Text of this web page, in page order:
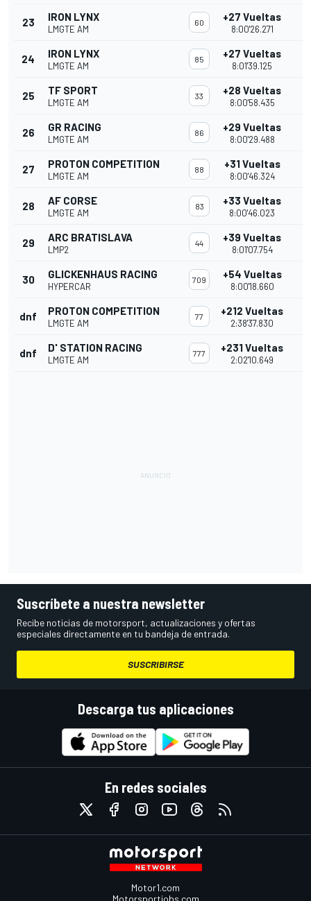
23 IRON LYNX
LMGTE AM
60 +27 Vueltas
8:00'26.271
24 IRON LYNX
LMGTE AM
85 +27 Vueltas
8:01'39.125
25 TF SPORT
LMGTE AM
33 +28 Vueltas
8:00'58.435
26 GR RACING
LMGTE AM
86 +29 Vueltas
8:00'29.488
27 PROTON COMPETITION
LMGTE AM
88 +31 Vueltas
8:00'46.324
28 AF CORSE
LMGTE AM
83 +33 Vueltas
8:00'46.023
29 ARC BRATISLAVA
LMP2
44 +39 Vueltas
8:01'07.754
30 GLICKENHAUS RACING
HYPERCAR
709 +54 Vueltas
8:00'18.660
dnf PROTON COMPETITION
LMGTE AM
77 +212 Vueltas
2:38'37.830
dnf D' STATION RACING
LMGTE AM
777 +231 Vueltas
2:02'10.649
Suscríbete a nuestra newsletter
Recibe noticias de motorsport, actualizaciones y ofertas
especiales directamente en tu bandeja de entrada.
SUSCRIBIRSE
Descarga tus aplicaciones
En redes sociales
Motor1.com
Motorsportjobs.com